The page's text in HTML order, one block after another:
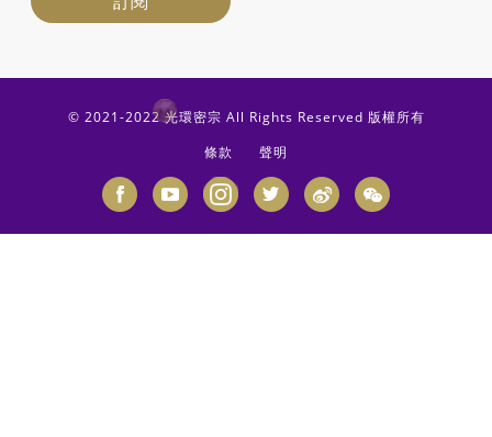
© 2021-2022 光環密宗 All Rights Reserved 版權所有
條款
聲明